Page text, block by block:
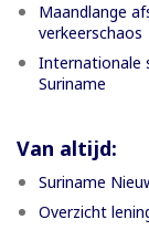
Maandlange
verkeerschaos
Internationale
Suriname
Van altijd:
Suriname
Overzicht